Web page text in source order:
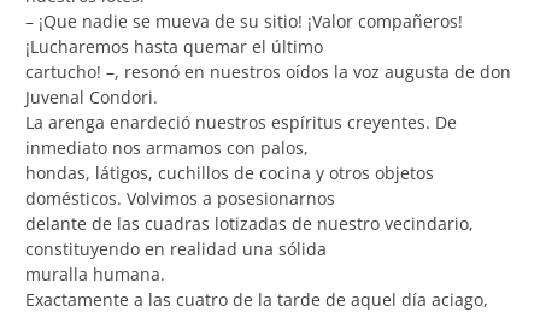
– ¡Que nadie se mueva de su sitio! ¡Valor compañeros!
¡Lucharemos hasta quemar el último
cartucho! –, resonó en nuestros oídos la voz augusta de don
Juvenal Condori.
La arenga enardeció nuestros espíritus creyentes. De
inmediato nos armamos con palos,
hondas, látigos, cuchillos de cocina y otros objetos
domésticos. Volvimos a posesionarnos
delante de las cuadras lotizadas de nuestro vecindario,
constituyendo en realidad una sólida
muralla humana.
Exactamente a las cuatro de la tarde de aquel día aciago,